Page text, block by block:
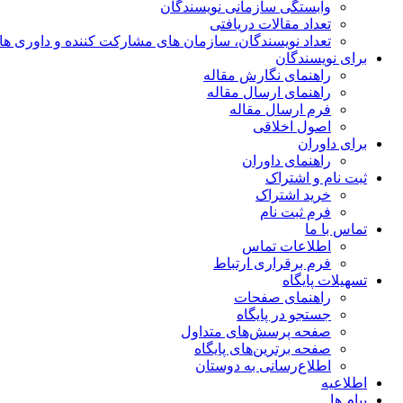
وابستگی سازمانی نویسندگان
تعداد مقالات دریافتی
تعداد نویسندگان، سازمان های مشارکت کننده و داوری های
برای نویسندگان
راهنمای نگارش مقاله
راهنمای ارسال مقاله
فرم ارسال مقاله
اصول اخلاقی
برای داوران
راهنمای داوران
ثبت نام و اشتراک
خرید اشتراک
فرم ثبت نام
تماس با ما
اطلاعات تماس
فرم برقراری ارتباط
تسهیلات پایگاه
راهنمای صفحات
جستجو در پایگاه
صفحه پرسش‌های متداول
صفحه برترین‌های پایگاه
اطلاع‌رسانی به دوستان
اطلاعیه
پیام ها